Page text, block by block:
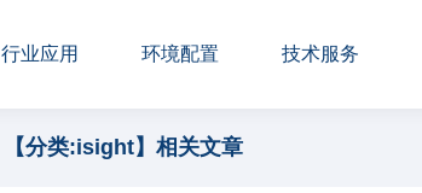
行业应用 环境配置 技术服务
【分类:isight】相关文章